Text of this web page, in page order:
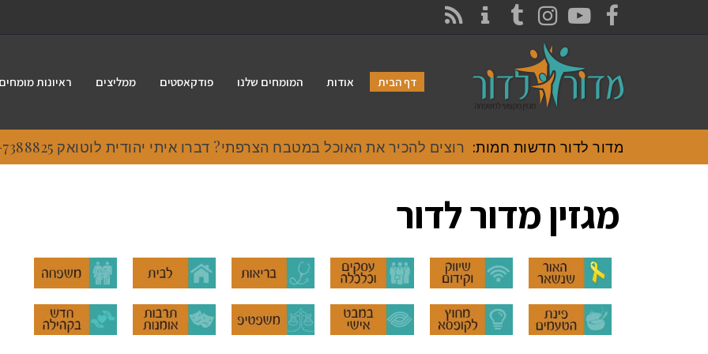
FACEBOOK
YOUTUBE
INSTAGRAM
TUMBLR
דף הבית אודות המומחים שלנו פודקאסטים ממליצים ראיונות מומחים
מדור לדור חדשות חמות: רוצים להכיר את האוכל במטבח הצרפתי? דברו איתי יהודית לוטואק 054-7388825
מגזין מדור לדור